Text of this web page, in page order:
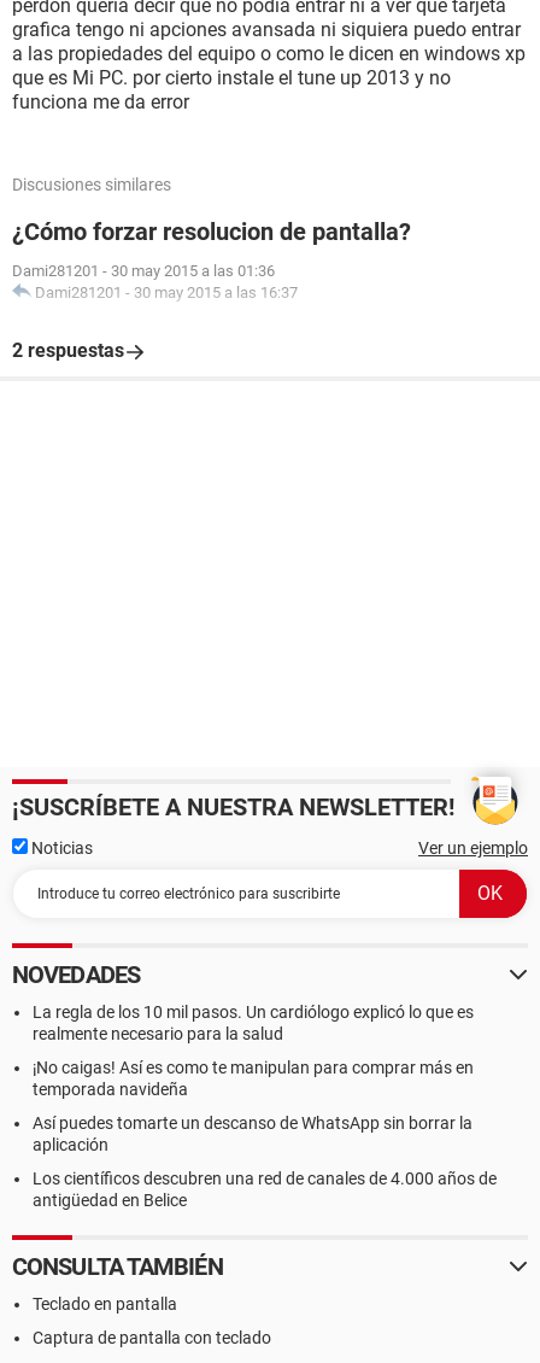
perdon queria decir que no podia entrar ni a ver que tarjeta
grafica tengo ni apciones avansada ni siquiera puedo entrar
a las propiedades del equipo o como le dicen en windows xp
que es Mi PC. por cierto instale el tune up 2013 y no
funciona me da error
Discusiones similares
¿Cómo forzar resolucion de pantalla?
Dami281201 - 30 may 2015 a las 01:36
Dami281201 - 30 may 2015 a las 16:37
2 respuestas
¡SUSCRÍBETE A NUESTRA NEWSLETTER!
Noticias Ver un ejemplo
NOVEDADES
La regla de los 10 mil pasos. Un cardiólogo explicó lo que es
realmente necesario para la salud
¡No caigas! Así es como te manipulan para comprar más en
temporada navideña
Así puedes tomarte un descanso de WhatsApp sin borrar la
aplicación
Los científicos descubren una red de canales de 4.000 años de
antigüedad en Belice
CONSULTA TAMBIÉN
Teclado en pantalla
Captura de pantalla con teclado